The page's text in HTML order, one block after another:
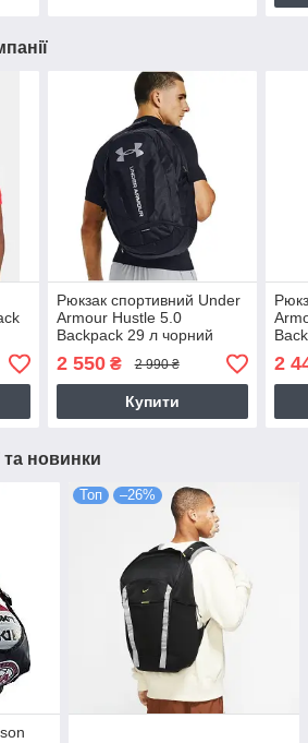
Рюкзак спортивний Under
Armour Hustle 5.0
Backpack 29 л чорний
2 550₴ 2 990 ₴
Купити
2
та новинки
Топ –26%